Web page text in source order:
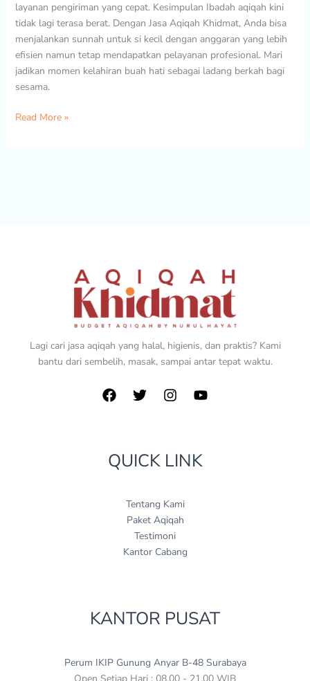
layanan pengiriman yang cepat. Kesimpulan Ibadah aqiqah kini
tidak lagi terasa berat. Dengan Jasa Aqiqah Khidmat, Anda bisa
menjalankan sunnah untuk si kecil dengan anggaran yang lebih
efisien namun tetap mendapatkan pelayanan profesional. Mari
jadikan momen kelahiran buah hati sebagai ladang berkah bagi
sesama.
Read More »
Lagi cari jasa aqiqah yang halal, higienis, dan praktis? Kami
bantu dari sembelih, masak, sampai antar tepat waktu.
QUICK LINK
Tentang Kami
Paket Aqiqah
Testimoni
Kantor Cabang
KANTOR PUSAT
Perum IKIP Gunung Anyar B-48 Surabaya
Open Setiap Hari : 08.00 - 21.00 WIB